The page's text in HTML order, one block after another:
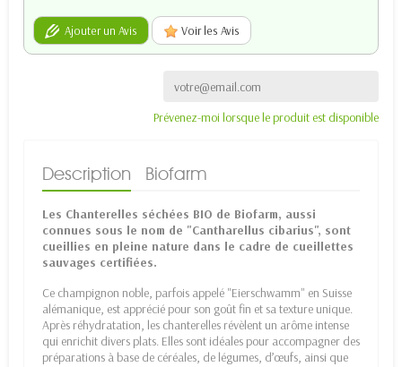
Ajouter un Avis Voir les Avis
Prévenez-moi lorsque le produit est disponible
Description Biofarm
Les Chanterelles séchées BIO de Biofarm, aussi
connues sous le nom de "Cantharellus cibarius", sont
cueillies en pleine nature dans le cadre de cueillettes
sauvages certifiées.
Ce champignon noble, parfois appelé "Eierschwamm" en Suisse
alémanique, est apprécié pour son goût fin et sa texture unique.
Après réhydratation, les chanterelles révèlent un arôme intense
qui enrichit divers plats. Elles sont idéales pour accompagner des
préparations à base de céréales, de légumes, d’œufs, ainsi que